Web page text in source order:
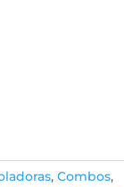
, Combos,